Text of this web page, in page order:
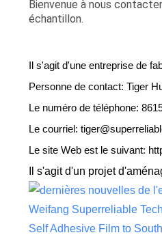
Bienvenue à nous
échantillon.
Il s'agit d'une entreprise de
Personne de contact: Tiger
Le numéro de téléphone:
Le courriel:
Le site Web est le suivant:
Il s'agit d'un projet